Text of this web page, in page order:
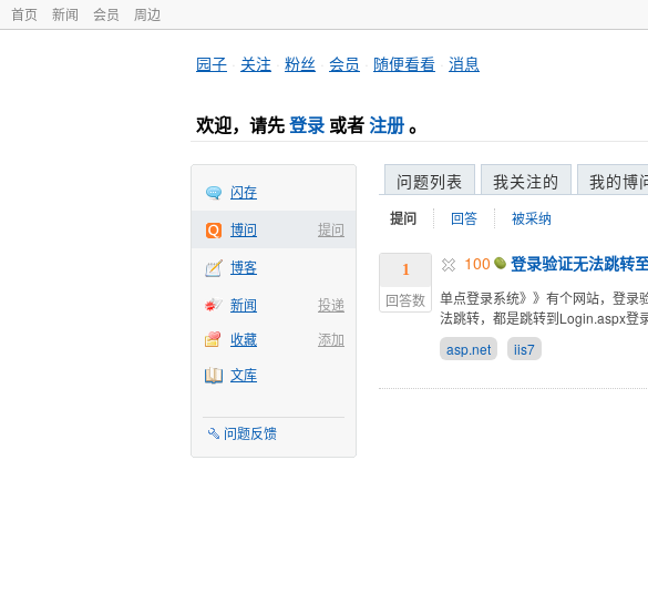
首页 新闻 会员 周边
园子 关注 粉丝 会员 随便看看 消息
欢迎，请先登录 或者注册。
闪存
提问
博问
博客
投递
新闻
添加
收藏
文库
问题反馈
问题列表 我关注的 我的博
提问 回答 被采纳
1
回答数
100 登录验证无法跳转
单点登录系统》》有个网站，登录
法跳转，都是跳转到Login.aspx登
asp.net
iis7